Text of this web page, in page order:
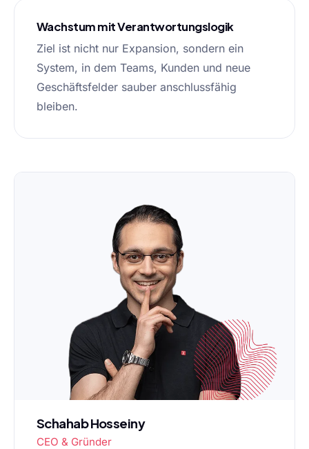
Wachstum mit Verantwortungslogik
Ziel ist nicht nur Expansion, sondern ein
System, in dem Teams, Kunden und neue
Geschäftsfelder sauber anschlussfähig
bleiben.
Schahab Hosseiny
CEO & Gründer